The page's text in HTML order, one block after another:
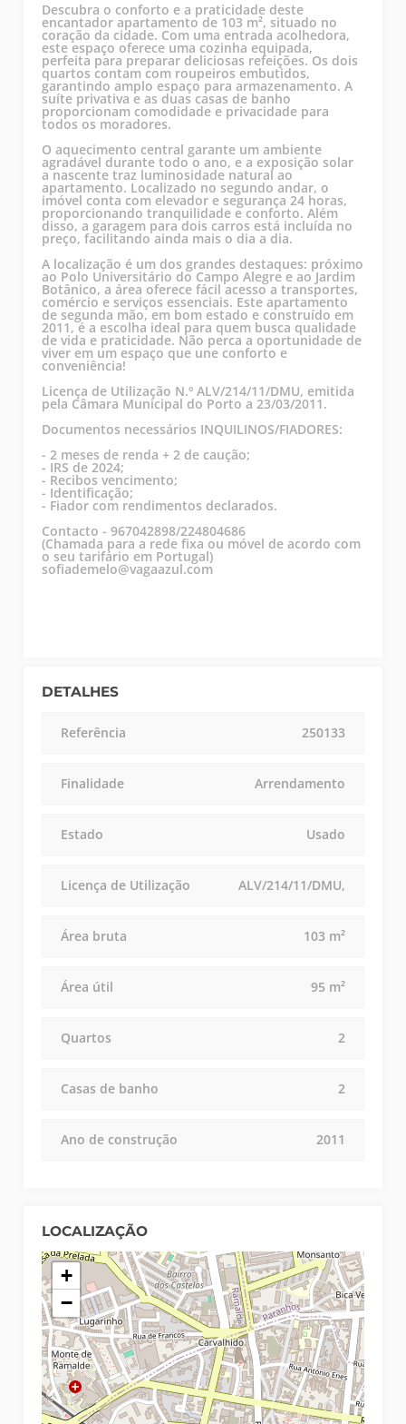
Descubra o conforto e a praticidade deste
encantador apartamento de 103 m², situado no
coração da cidade. Com uma entrada acolhedora,
este espaço oferece uma cozinha equipada,
perfeita para preparar deliciosas refeições. Os dois
quartos contam com roupeiros embutidos,
garantindo amplo espaço para armazenamento. A
suíte privativa e as duas casas de banho
proporcionam comodidade e privacidade para
todos os moradores.
O aquecimento central garante um ambiente
agradável durante todo o ano, e a exposição solar
a nascente traz luminosidade natural ao
apartamento. Localizado no segundo andar, o
imóvel conta com elevador e segurança 24 horas,
proporcionando tranquilidade e conforto. Além
disso, a garagem para dois carros está incluída no
preço, facilitando ainda mais o dia a dia.
A localização é um dos grandes destaques: próximo
ao Polo Universitário do Campo Alegre e ao Jardim
Botânico, a área oferece fácil acesso a transportes,
comércio e serviços essenciais. Este apartamento
de segunda mão, em bom estado e construído em
2011, é a escolha ideal para quem busca qualidade
de vida e praticidade. Não perca a oportunidade de
viver em um espaço que une conforto e
conveniência!
Licença de Utilização N.º ALV/214/11/DMU, emitida
pela Câmara Municipal do Porto a 23/03/2011.
Documentos necessários INQUILINOS/FIADORES:
- 2 meses de renda + 2 de caução;
- IRS de 2024;
- Recibos vencimento;
- Identificação;
- Fiador com rendimentos declarados.
Contacto - 967042898/224804686
(Chamada para a rede fixa ou móvel de acordo com
o seu tarifário em Portugal)
sofiademelo@vagaazul.com
DETALHES
Referência 250133
Finalidade Arrendamento
Estado Usado
Licença de Utilização ALV/214/11/DMU,
Área bruta 103 m²
Área útil 95 m²
Quartos 2
Casas de banho 2
Ano de construção 2011
LOCALIZAÇÃO
+
−